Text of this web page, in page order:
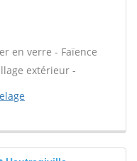
en verre - Faïence
extérieur -